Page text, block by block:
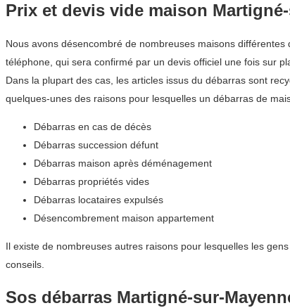
Prix et devis vide maison
Nous avons désencombré de nombreuses maisons
téléphone, qui sera confirmé par un devis officiel une fois sur
Dans la plupart des cas, les articles issus du débarras sont
quelques-unes des raisons pour lesquelles un débarras de
Débarras en cas de décès
Débarras succession défunt
Débarras maison après déménagement
Débarras propriétés vides
Débarras locataires expulsés
Désencombrement maison appartement
Il existe de nombreuses autres raisons pour lesquelles les
conseils.
Sos débarras Martigné-sur-